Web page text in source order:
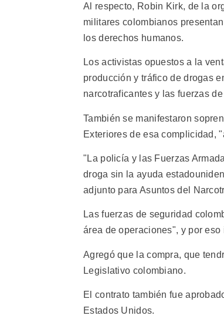
Al respecto, Robin Kirk, de la
militares colombianos
los derechos humanos.
Los activistas opuestos a la
producción y tráfico de drogas
narcotraficantes y las fuerzas
También se manifestaron
Exteriores de esa complicidad,
"La policía y las Fuerzas
droga sin la ayuda
adjunto para Asuntos del
Las fuerzas de seguridad
área de operaciones", y por
Agregó que la compra, que
Legislativo colombiano.
El contrato también fue
Estados Unidos.